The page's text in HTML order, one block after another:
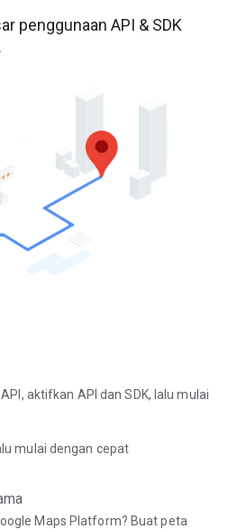
penggunaan API & SDK
aktifkan API dan SDK, lalu mulai
mulai dengan cepat
Maps Platform? Buat peta